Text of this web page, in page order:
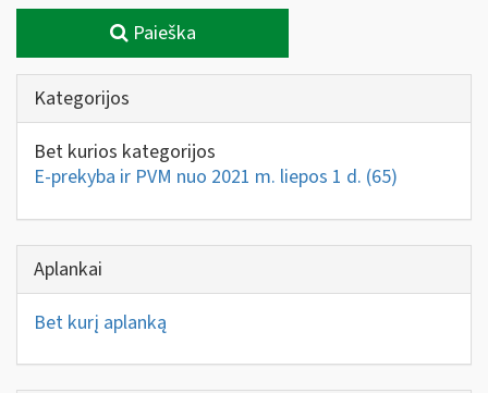
Paieška
Kategorijos
Bet kurios kategorijos
E-prekyba ir PVM nuo 2021 m. liepos 1 d. (65)
Aplankai
Bet kurį aplanką